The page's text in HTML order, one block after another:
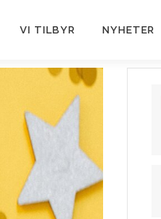
VI TILBYR NYHETER